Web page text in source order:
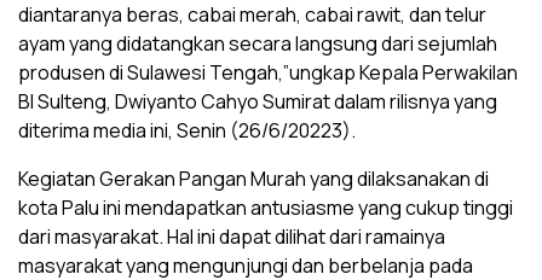
diantaranya beras, cabai merah, cabai rawit, dan telur
ayam yang didatangkan secara langsung dari sejumlah
produsen di Sulawesi Tengah,”ungkap Kepala Perwakilan
BI Sulteng, Dwiyanto Cahyo Sumirat dalam rilisnya yang
diterima media ini, Senin (26/6/20223).
Kegiatan Gerakan Pangan Murah yang dilaksanakan di
kota Palu ini mendapatkan antusiasme yang cukup tinggi
dari masyarakat. Hal ini dapat dilihat dari ramainya
masyarakat yang mengunjungi dan berbelanja pada